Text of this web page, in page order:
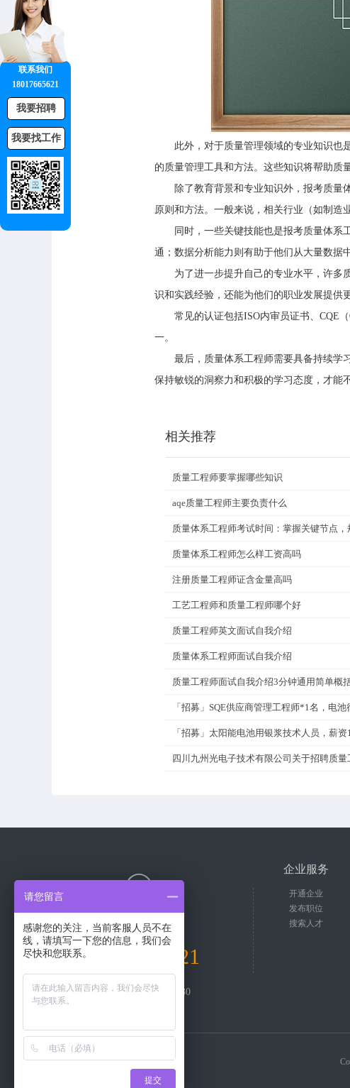
此外，对于质量管理领域的专业知识也是
的质量管理工具和方法。这些知识将帮助质
除了教育背景和专业知识外，报考质量体
原则和方法。一般来说，相关行业（如制造
同时，一些关键技能也是报考质量体系工
通；数据分析能力则有助于他们从大量数据
为了进一步提升自己的专业水平，许多质
识和实践经验，还能为他们的职业发展提供
常见的认证包括ISO内审员证书、CQE（
一。
最后，质量体系工程师需要具备持续学习
保持敏锐的洞察力和积极的学习态度，才能
相关推荐
质量工程师要掌握哪些知识
aqe质量工程师主要负责什么
质量体系工程师怎么样工资高吗
注册质量工程师证含金量高吗
工艺工程师和质量工程师哪个好
质量工程师英文面试自我介绍
质量体系工程师面试自我介绍
质量工程师面试自我介绍3分钟通用简单概
客服服务热线
18017665621
工作时间：09:30-18:30
企业服务
开通企业
发布职位
搜索人才
联系我们
18017665621
我要招聘
我要找工作
请您留言
感谢您的关注，当前客服人员不在
线，请填写一下您的信息，我们会
尽快和您联系。
提交